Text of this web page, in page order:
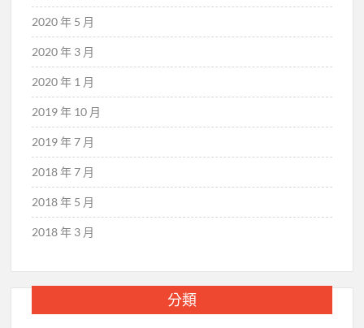
2020 年 5 月
2020 年 3 月
2020 年 1 月
2019 年 10 月
2019 年 7 月
2018 年 7 月
2018 年 5 月
2018 年 3 月
分類